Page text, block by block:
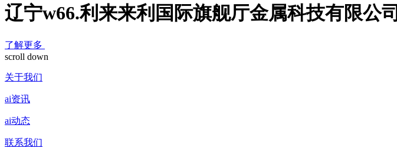
辽宁w66.利来来利国际旗舰厅金属科技有限公司
了解更多
scroll down
关于我们
ai资讯
ai动态
联系我们